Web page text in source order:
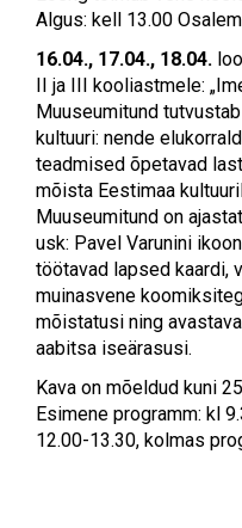
Algus: kell 13.00
16.04., 17.04., 18.04.
II ja III kooliastmele:
Muuseumitund
kultuuri: nende
teadmised õpetavad
mõista Eestimaa
Muuseumitund on
usk: Pavel Varunini
töötavad lapsed kaardi,
muinasvene
mõistatusi ning
aabitsa iseärasusi.
Kava on mõeldud kuni
Esimene programm: kl
12.00-13.30, kolmas